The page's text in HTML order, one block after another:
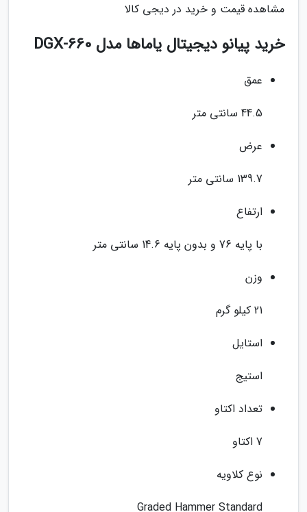
مشاهده قیمت و خرید در دیجی کالا
خرید پیانو دیجیتال یاماها مدل DGX-660
عمق
44.5 سانتی متر
عرض
139.7 سانتی متر
ارتفاع
با پایه 76 و بدون پایه 14.6 سانتی متر
وزن
21 کیلو گرم
استایل
استیج
تعداد اکتاو
7 اکتاو
نوع کلاویه
Graded Hammer Standard